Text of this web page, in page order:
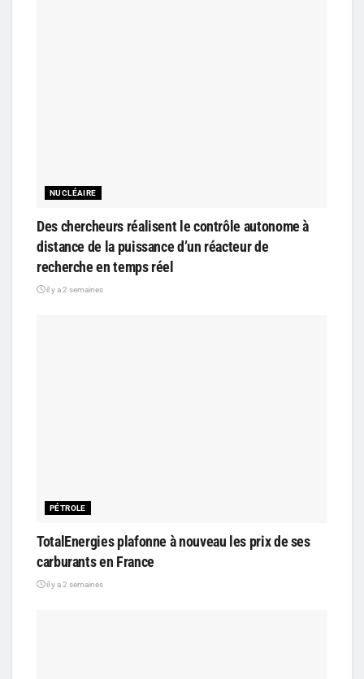
NUCLÉAIRE
Des chercheurs réalisent le contrôle autonome à
distance de la puissance d’un réacteur de
recherche en temps réel
il y a 2 semaines
PÉTROLE
TotalEnergies plafonne à nouveau les prix de ses
carburants en France
il y a 2 semaines